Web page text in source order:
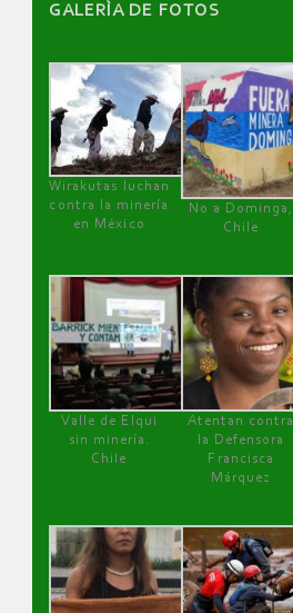
GALERÌA DE FOTOS
Wirakutas luchan
contra la minería
en México
No a Dominga,
Chile
Valle de Elqui
sin minería.
Chile
Atentan contra
la Defensora
Francisca
Márquez